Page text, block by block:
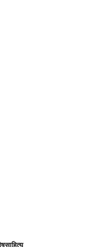
साहित्य